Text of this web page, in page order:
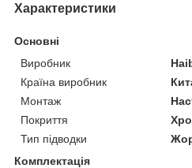
Характеристики
Основні
Виробник
Країна виробник
Монтаж
Покриття
Тип підводки
Комплектація